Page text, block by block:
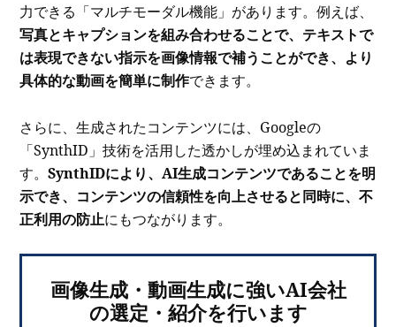
力できる「マルチモーダル機能」があります。例えば、
写真とキャプションを組み合わせることで、テキストで
は表現できない指示を画像情報で補うことができ、より
具体的な動画を簡単に制作できます。
さらに、生成されたコンテンツには、Googleの
「SynthID」技術を活用した透かしが埋め込まれていま
す。SynthIDにより、AI生成コンテンツであることを明
示でき、コンテンツの信頼性を向上させると同時に、不
正利用の防止にもつながります。
画像生成・動画生成に強いAI会社
の選定・紹介を行います